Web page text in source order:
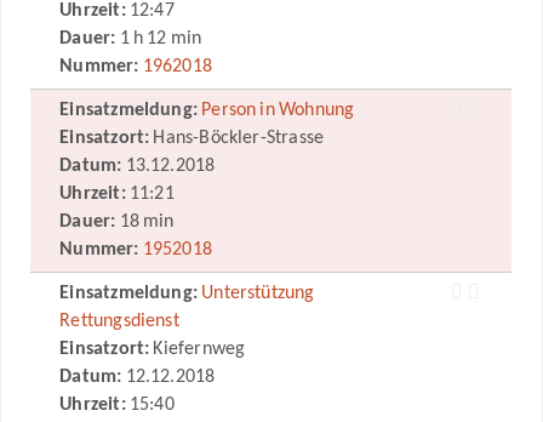
Uhrzeit:12:47
Dauer: 1 h 12 min
Nummer: 1962018
Einsatzmeldung: Person in Wohnung
Einsatzort: Hans-Böckler-Strasse
Datum: 13.12.2018
Uhrzeit:11:21
Dauer: 18 min
Nummer: 1952018
Einsatzmeldung: Unterstützung
Rettungsdienst
Einsatzort: Kiefernweg
Datum: 12.12.2018
Uhrzeit:15:40